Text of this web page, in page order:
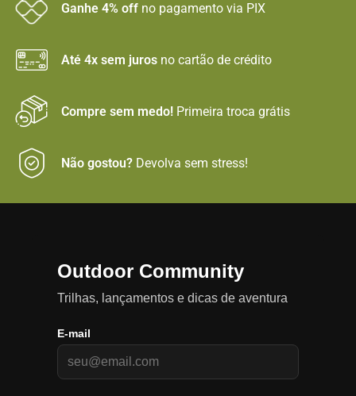
Ganhe 4% off no pagamento via PIX
Até 4x sem juros no cartão de crédito
Compre sem medo! Primeira troca grátis
Não gostou? Devolva sem stress!